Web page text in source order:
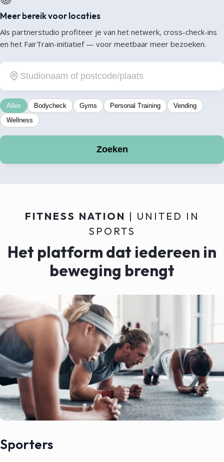
Meer bereik voor locaties
Als partnerstudio profiteer je van het netwerk, cross-check-ins
en het FairTrain-initiatief — voor meetbaar meer bezoeken.
Alles Bodycheck Gyms Personal Training
Vending
Wellness
Zoeken
FITNESS NATION | UNITED IN
SPORTS
Het platform dat iedereen in
beweging brengt
Sporters